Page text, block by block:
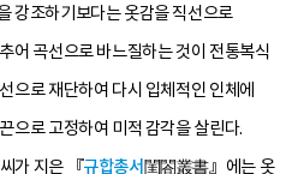
강조하기보다는 옷감을 직선으로
어 곡선으로 바느질하는 것이 전통복식
으로 재단하여 다시 입체적인 인체에
으로 고정하여 미적 감각을 살린다.
가 지은 『규합총서閨閤叢書』에는 옷